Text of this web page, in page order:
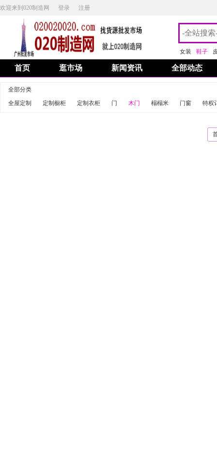
欢迎来到020制造网 登录 注册
女装 鞋子
首页 逛市场 新闻资讯 全部动态
全部分类
全屋定制
定制橱柜 定制衣柜 门 木门 榻榻米 门窗 特权